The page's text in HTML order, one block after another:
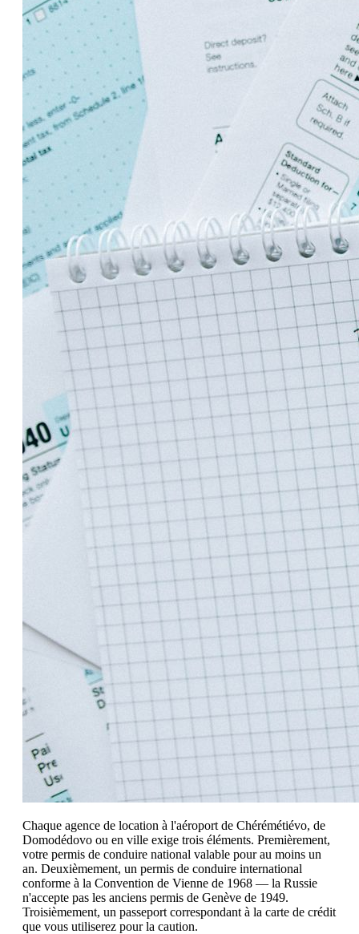
Chaque agence de location à l'aéroport de Chérémétiévo, de
Domodédovo ou en ville exige trois éléments. Premièrement,
votre permis de conduire national valable pour au moins un
an. Deuxièmement, un permis de conduire international
conforme à la Convention de Vienne de 1968 — la Russie
n'accepte pas les anciens permis de Genève de 1949.
Troisièmement, un passeport correspondant à la carte de crédit
que vous utiliserez pour la caution.